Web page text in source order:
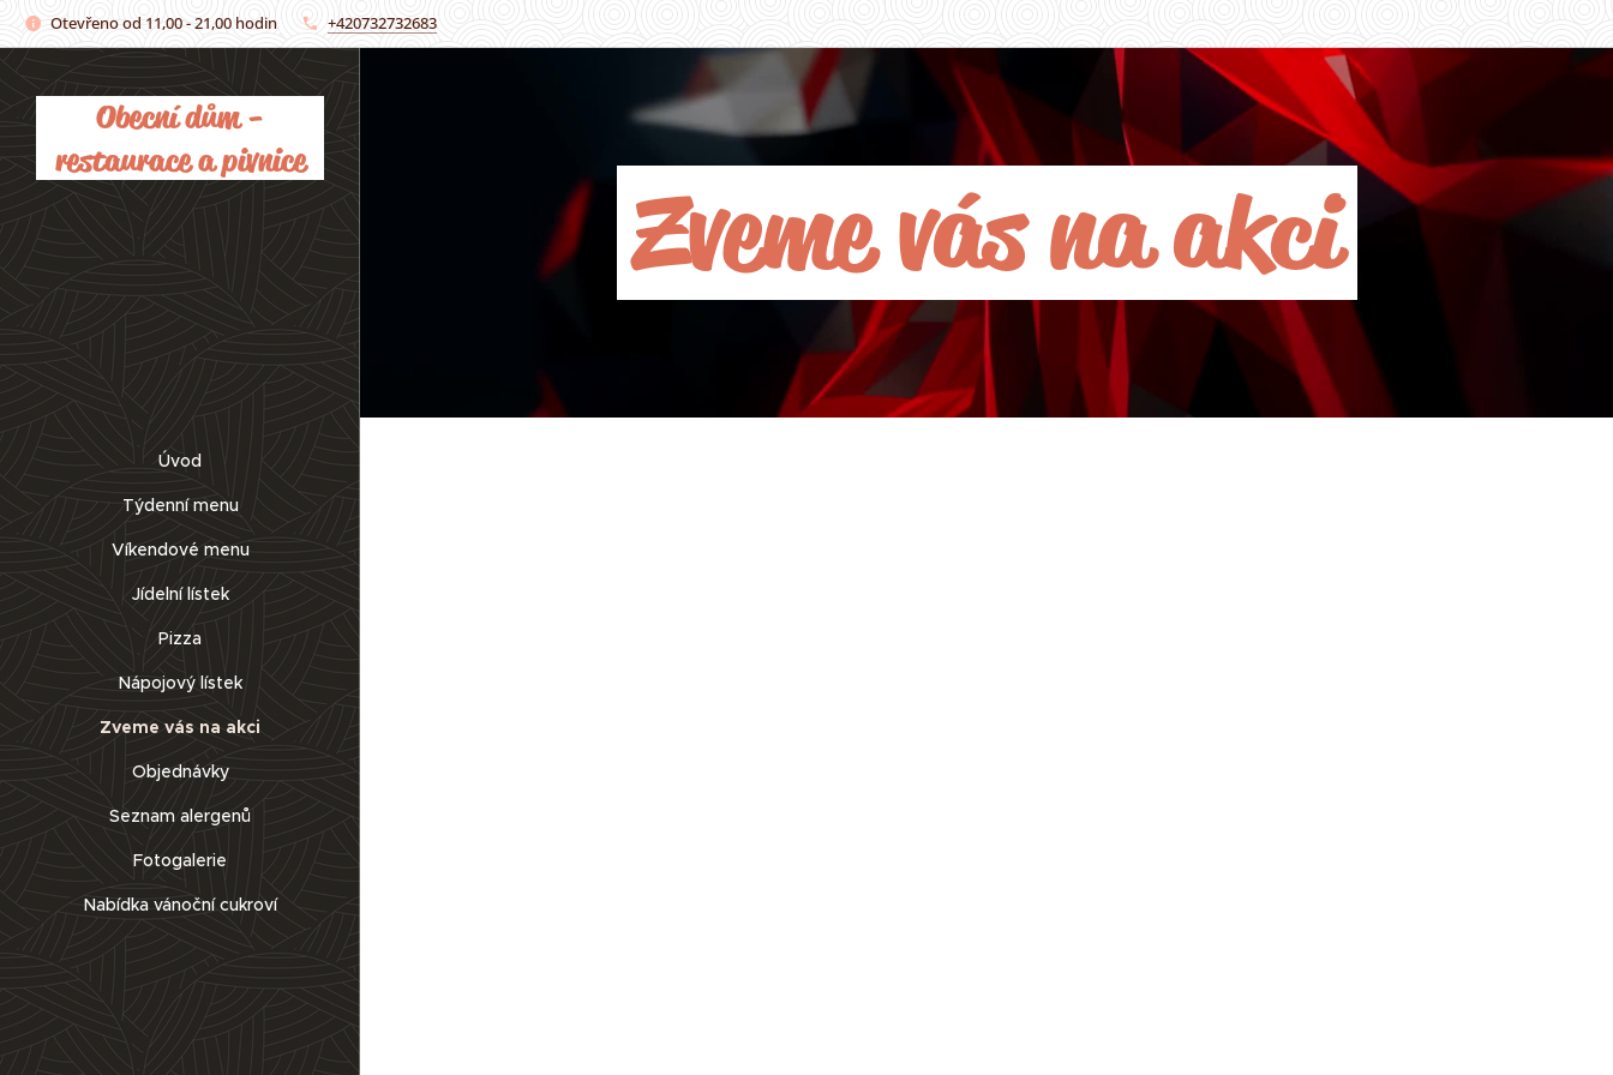
Otevřeno od 11,00 - 21,00 hodin +420732732683
Obecní dům -
restaurace a pivnice
Úvod
Týdenní menu
Víkendové menu
Jídelní lístek
Pizza
Nápojový lístek
Zveme vás na akci
Objednávky
Seznam alergenů
Fotogalerie
Nabídka vánoční cukroví
Zveme vás na akci